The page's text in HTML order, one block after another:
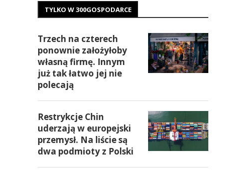
TYLKO W 300GOSPODARCE
Trzech na czterech
ponownie założyłoby
własną firmę. Innym
już tak łatwo jej nie
polecają
Restrykcje Chin
uderzają w europejski
przemysł. Na liście są
dwa podmioty z Polski